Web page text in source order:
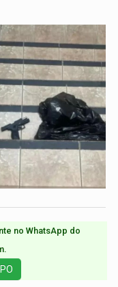
no WhatsApp do